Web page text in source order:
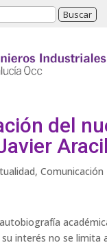
del
Aracil
, Comunicación
su interés no se limita